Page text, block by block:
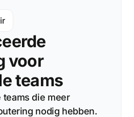
voor
teams
die meer
nodig hebben.